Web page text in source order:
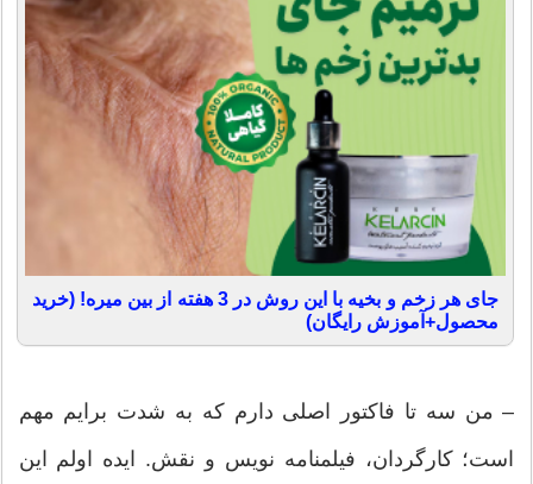
جای هر زخم و بخیه با این روش در 3 هفته از بین میره! (خرید
محصول+آموزش رایگان)
– من سه تا فاکتور اصلی دارم که به شدت برایم مهم
است؛ کارگردان، فیلمنامه نویس و نقش. ایده اولم این